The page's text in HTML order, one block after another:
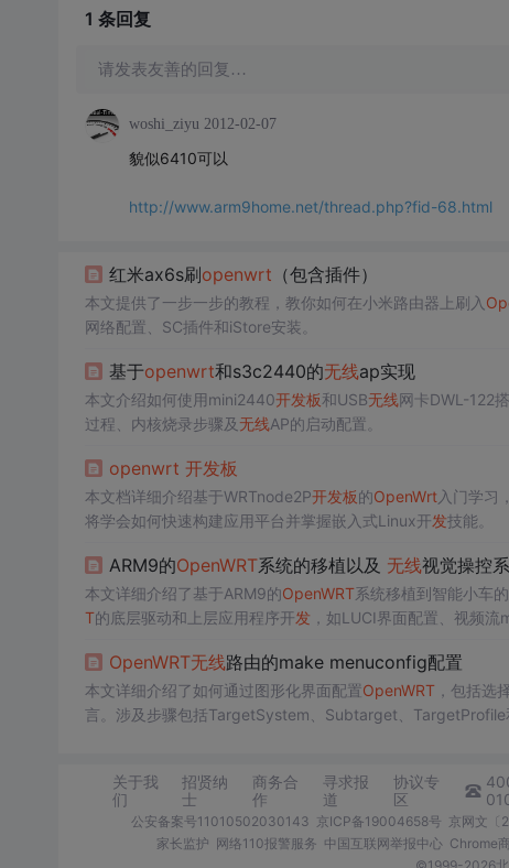
1 条回复
请发表友善的回复…
woshi_ziyu 2012-02-07
貌似6410可以
http://www.arm9home.net/thread.php?fid-68.html
红米ax6s刷openwrt （包含插件）
本文提供了一步一步的教程，教你如何在小米路由器上刷入
网络配置、SC插件和iStore安装。
基于openwrt和s3c2440的无线ap实现
本文介绍如何使用mini2440开发板和USB无线网卡DWL-122
过程、内核烧录步骤及 无线AP的启动配置。
openwrt 开发板
本文档详细介绍基于WRTnode2P开发板的OpenWrt入门学习
将学会如何快速构建应用平台并掌握嵌入式Linux开发技能。
ARM9的OpenWRT系统的移植以及 无线视觉操控
本文详细介绍了基于ARM9的OpenWRT系统移植到智能小车
T的底层驱动和上层应用程序开发，如LUCI界面配置、视频流
OpenWRT无线路由的make menuconfig配置
本文详细介绍了如何通过图形化界面配置OpenWRT，包括选
言。涉及步骤包括TargetSystem、Subtarget、TargetProfile
关于我
们
招贤纳
士
商务合
作
寻求报
道
协议专
区
公安备案号11010502030143 京ICP备19004658号 京网文〔
家长监护 网络110报警服务 中国互联网举报中心 Chrome